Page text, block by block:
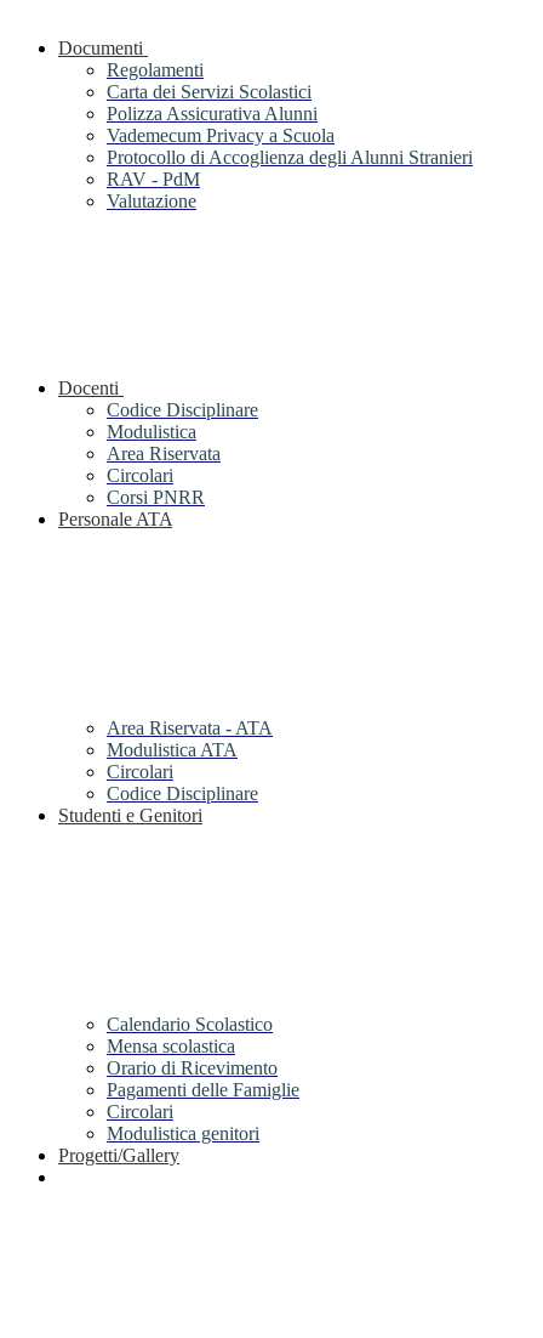
Documenti
Regolamenti
Carta dei Servizi Scolastici
Polizza Assicurativa Alunni
Vademecum Privacy a Scuola
Protocollo di Accoglienza degli Alunni Stranieri
RAV - PdM
Valutazione
Docenti
Codice Disciplinare
Modulistica
Area Riservata
Circolari
Corsi PNRR
Personale ATA
Area Riservata - ATA
Modulistica ATA
Circolari
Codice Disciplinare
Studenti e Genitori
Calendario Scolastico
Mensa scolastica
Orario di Ricevimento
Pagamenti delle Famiglie
Circolari
Modulistica genitori
Progetti/Gallery